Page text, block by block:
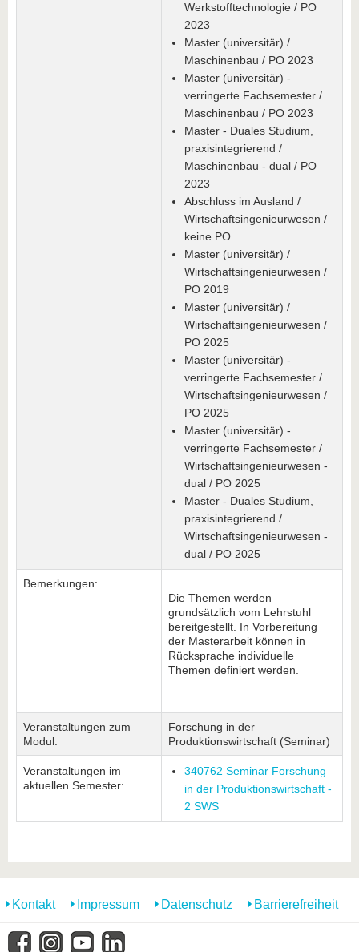
Werkstofftechnologie / PO
2023
Master (universitär) /
Maschinenbau / PO 2023
Master (universitär) -
verringerte Fachsemester /
Maschinenbau / PO 2023
Master - Duales Studium,
praxisintegrierend /
Maschinenbau - dual / PO
2023
Abschluss im Ausland /
Wirtschaftsingenieurwesen /
keine PO
Master (universitär) /
Wirtschaftsingenieurwesen /
PO 2019
Master (universitär) /
Wirtschaftsingenieurwesen /
PO 2025
Master (universitär) -
verringerte Fachsemester /
Wirtschaftsingenieurwesen /
PO 2025
Master (universitär) -
verringerte Fachsemester /
Wirtschaftsingenieurwesen -
dual / PO 2025
Master - Duales Studium,
praxisintegrierend /
Wirtschaftsingenieurwesen -
dual / PO 2025
Bemerkungen:
Die Themen werden
grundsätzlich vom Lehrstuhl
bereitgestellt. In Vorbereitung
der Masterarbeit können in
Rücksprache individuelle
Themen definiert werden.
Veranstaltungen zum
Modul:
Forschung in der
Produktionswirtschaft (Seminar)
Veranstaltungen im
aktuellen Semester:
340762 Seminar Forschung
in der Produktionswirtschaft -
2 SWS
Kontakt Impressum Datenschutz Barrierefreiheit